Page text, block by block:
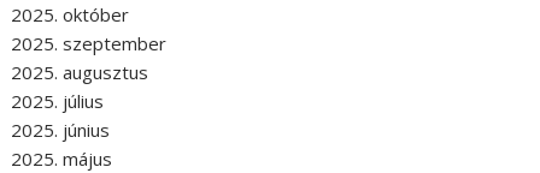
2025. október
2025. szeptember
2025. augusztus
2025. július
2025. június
2025. május